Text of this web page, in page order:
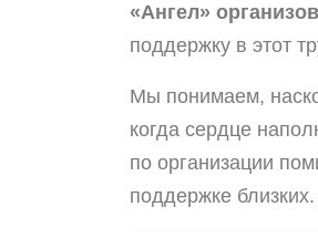
«Ангел»
поддержку в этот
Мы понимаем,
когда сердце
по организации
поддержке близких.